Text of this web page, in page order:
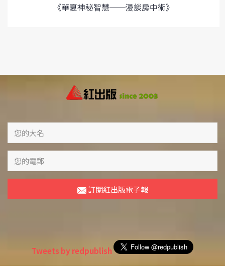
《華夏神秘智慧──漫談房中術》
訂閱紅出版電子報
Tweets by redpublish